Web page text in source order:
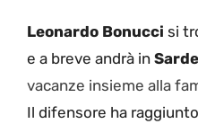
Leonardo Bonucci si
e a breve andrà in
vacanze insieme alla
Il difensore ha